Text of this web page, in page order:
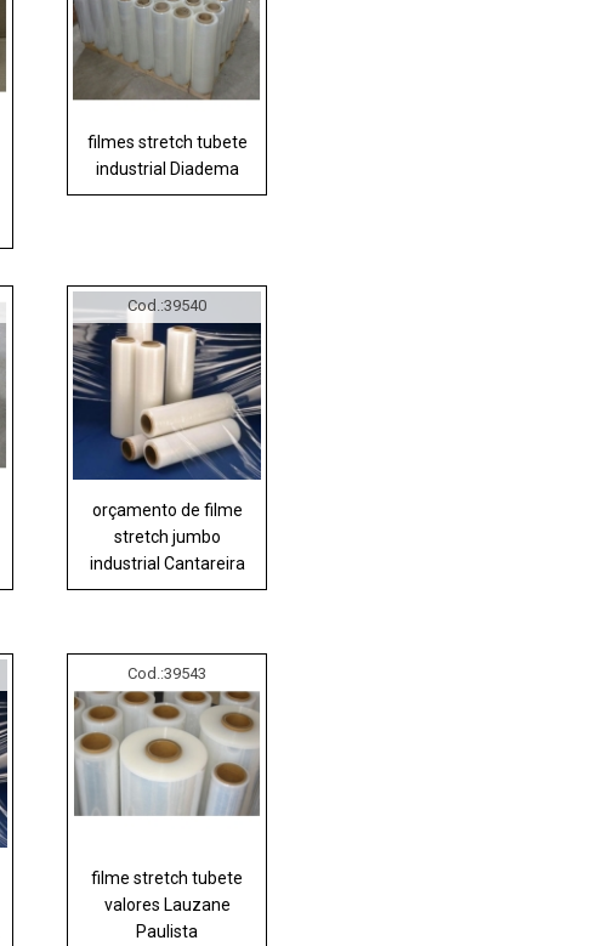
filmes stretch tubete
industrial Diadema
Cod.:39540
orçamento de filme
stretch jumbo
industrial Cantareira
Cod.:39543
filme stretch tubete
valores Lauzane
Paulista